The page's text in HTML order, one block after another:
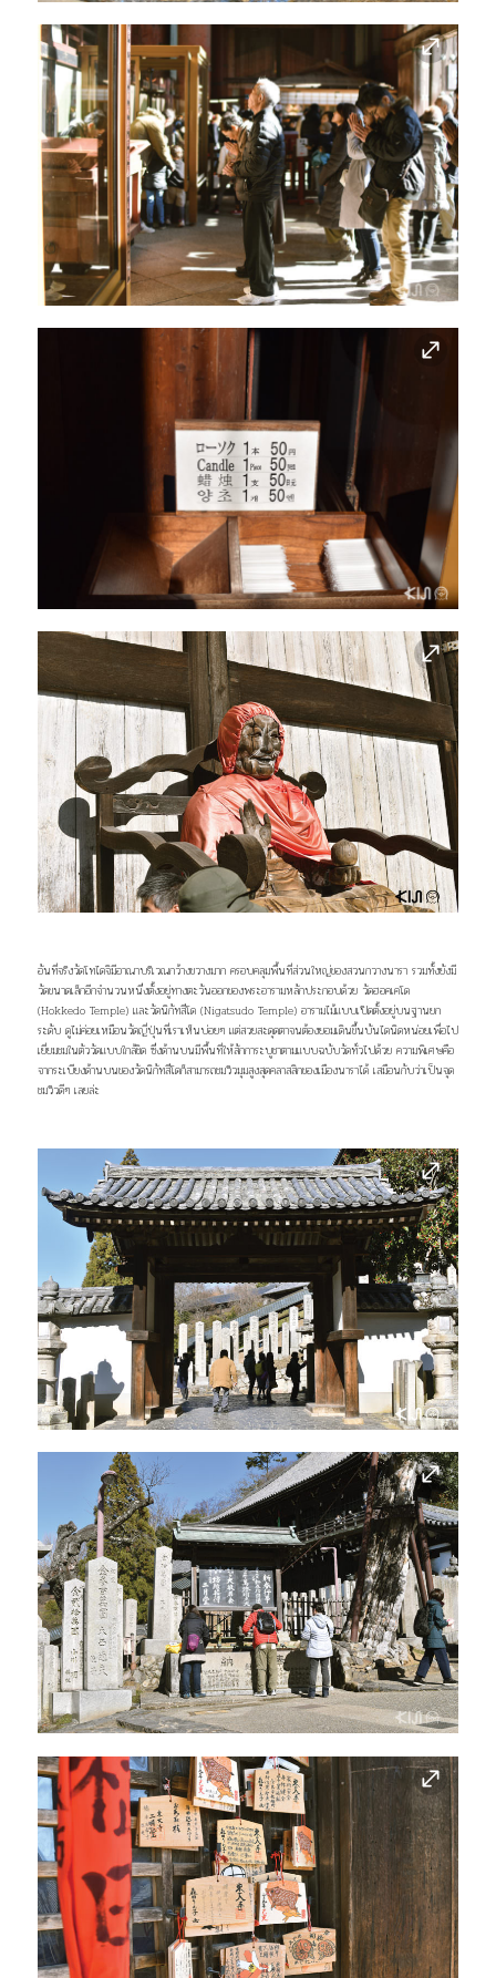
อันที่จริงวัดโทไดจิมีอาณาบริเวณกว้างขวางมาก ครอบคลุมพื้นที่ส่วนใหญ่ของสวนกวางนารา รวมทั้งยังมี
วัดขนาดเล็กอีกจำนวนหนึ่งตั้งอยู่ทางตะวันออกของพระอารามหลักประกอบด้วย วัดฮอคเคโด
(Hokkedo Temple) และวัดนิกัทสึโด (Nigatsudo Temple) อารามไม้แบบเปิดตั้งอยู่บนฐานยก
ระดับ ดูไม่ค่อยเหมือนวัดญี่ปุ่นที่เราเห็นบ่อยๆ แต่สวยสะดุดตาจนต้องยอมเดินขึ้นบันไดนิดหน่อยเพื่อไป
เยี่ยมชมในตัววัดแบบใกล้ชิด ซึ่งด้านบนมีพื้นที่ให้สักการะบูชาตามแบบฉบับวัดทั่วไปด้วย ความพิเศษคือ
จากระเบียงด้านบนของวัดนิกัทสึโดก็สามารถชมวิวมุมสูงสุดคลาสสิกของเมืองนาราได้ เสมือนกับว่าเป็นจุด
ชมวิวดีๆ เลยล่ะ